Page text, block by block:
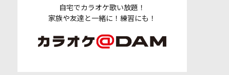
自宅でカラオケ歌い放題！
家族や友達と一緒に！練習にも！